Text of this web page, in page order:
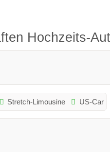
Hochzeits-
Stretch-Limousine US-Car